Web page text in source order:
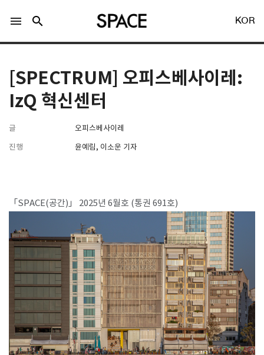
Twitter 로그인
Naver 로그인
SPACE 소개
공지사항
기사문의
광고문의
menu search KOR
[SPECTRUM] 오피스베사이레:
IzQ 혁신센터
글 오피스베사이레
진행 윤예림, 이소운 기자
「SPACE(공간)」 2025년 6월호 (통권 691호)​​ ​​